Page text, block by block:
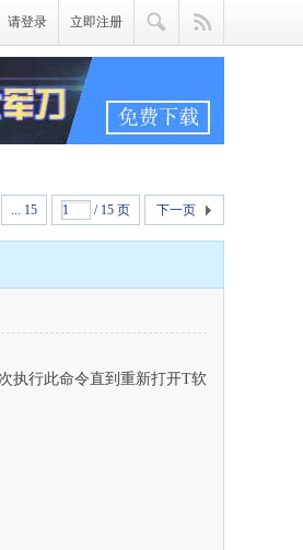
请登录 立即注册
... 15 / 15 页 下一页
行此命令直到重新打开T软